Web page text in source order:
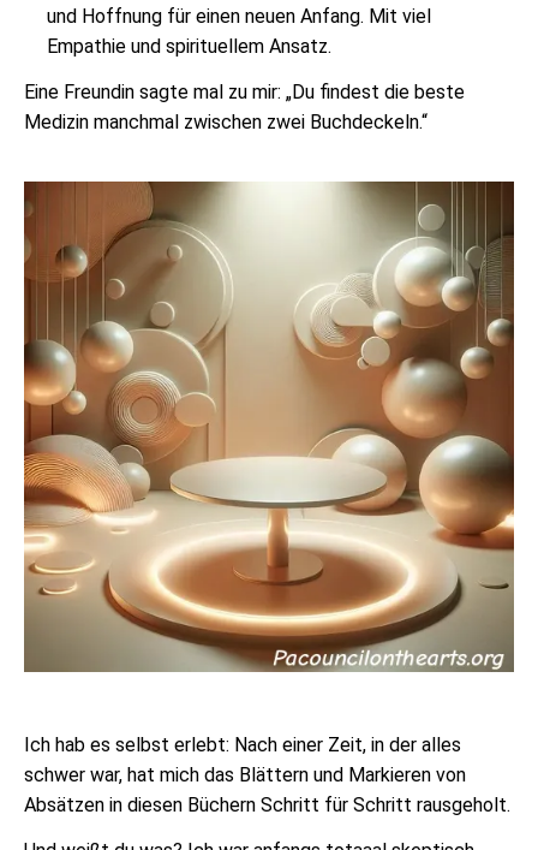
und Hoffnung für einen neuen Anfang. Mit viel
Empathie und spirituellem Ansatz.
Eine Freundin sagte mal zu mir: „Du findest die beste
Medizin manchmal zwischen zwei Buchdeckeln.“
Ich hab es selbst erlebt: Nach einer Zeit, in der alles
schwer war, hat mich das Blättern und Markieren von
Absätzen in diesen Büchern Schritt für Schritt rausgeholt.